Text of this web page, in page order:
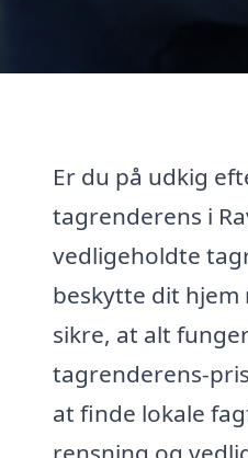
Er du på udkig
tagrenderens i
vedligeholdte
beskytte dit
sikre, at alt
tagrenderens-
at finde lokale